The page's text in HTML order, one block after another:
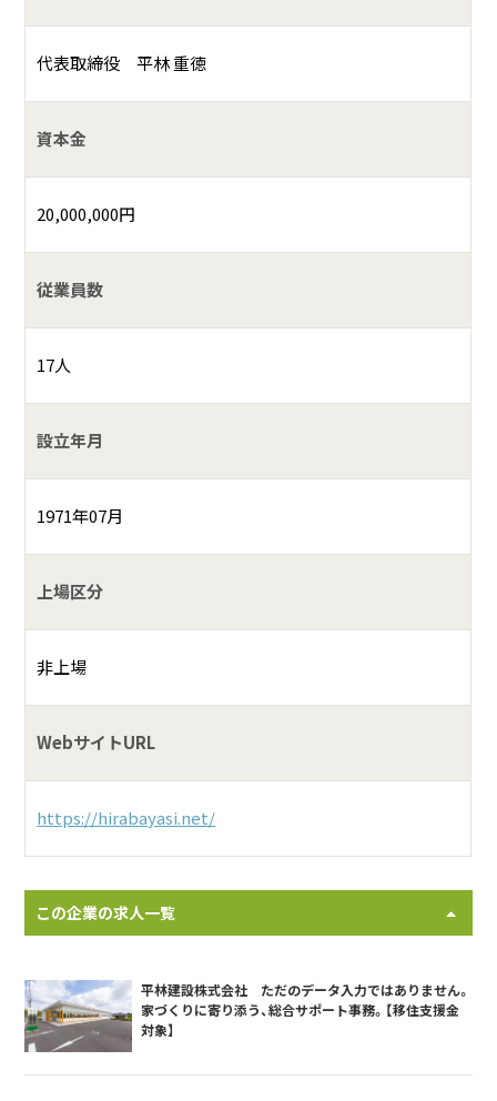
代表取締役 平林 重徳
資本金
20,000,000円
従業員数
17人
設立年月
1971年07月
上場区分
非上場
WebサイトURL
https://hirabayasi.net/
この企業の求人一覧
平林建設株式会社 ただのデータ入力ではありません。
家づくりに寄り添う、総合サポート事務。【移住支援金
対象】